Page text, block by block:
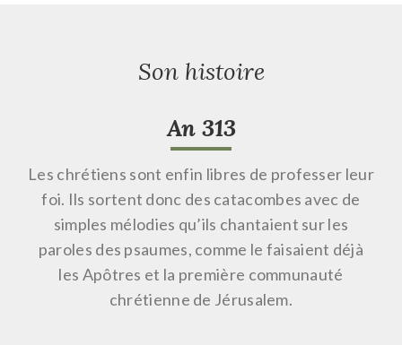
Son histoire
An 313
Les chrétiens sont enfin libres de professer leur
foi. Ils sortent donc des catacombes avec de
simples mélodies qu’ils chantaient sur les
paroles des psaumes, comme le faisaient déjà
les Apôtres et la première communauté
chrétienne de Jérusalem.